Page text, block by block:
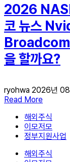
2026
코 뉴스
을 할까요?
ryohwa 2026년
Read More
해외주식
이모저모
정부지원사업
해외주식